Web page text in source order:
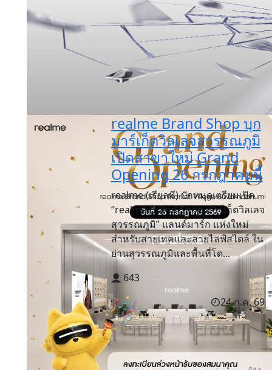
realme Brand Shop บุก
มาร์เก็ตวิลเลจสุวรรณภูมิ
เปิดสาขาใหม่ Grand
Opening 26 กรกฎาคมนี้
realme (เรียลมี) ปักหมุดเตรียมเปิด
“realme Brand Shop มาร์เก็ตวิลเลจ
สุวรรณภูมิ” แลนด์มาร์ก แห่งใหม่
สำหรับสายเทคและสายไลฟ์สไตล์ ใน
ย่านสุวรรณภูมิและพื้นที่โด...
643
24 ก.ค. 69